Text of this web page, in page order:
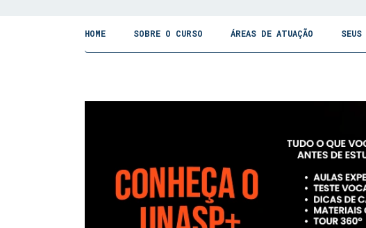
HOME SOBRE O CURSO ÁREAS DE ATUAÇÃO SEUS